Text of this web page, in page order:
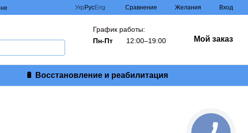
Укр РусEng Сравнение Желания Вход
График работы:
Пн-Пт
12:00–19:00 Мой заказ
🔋 Восстановление и реабилитация